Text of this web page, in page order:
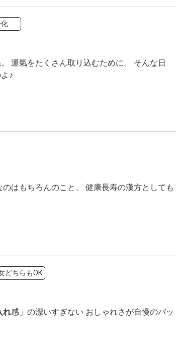
運氣をたくさん取り込むために。 そんな日
♪
はもちろんのこと、 健康長寿の漢方としても
どちらもOK
れ感」の漂いすぎない おしゃれさが自慢のバッ